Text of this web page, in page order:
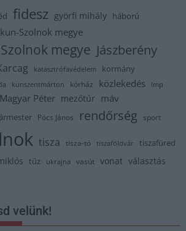
fidesz györfi mihály háború
Szolnok megye
megye Jászberény
katasztrófavédelem kormány
kunszentmárton kórház közlekedés lmp
Magyar Péter mezőtúr máv
Pócs János rendőrség sport
tisza tisza-tó tiszaföldvár tiszafüred
tűz ukrajna vasút vonat választás
velünk!